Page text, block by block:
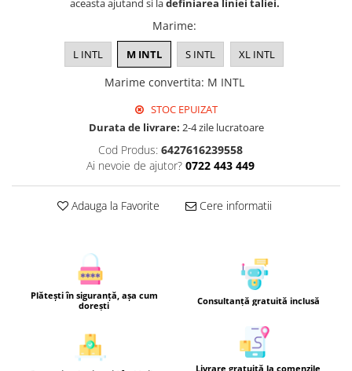
aceasta ajutand si ladefiniarea liniei taliei.
Marime:
L INTL M INTL S INTL XL INTL
Marime convertita: M INTL
STOC EPUIZAT
Durata de livrare: 2-4 zile lucratoare
Cod Produs: 6427616239558
Ai nevoie de ajutor? 0722 443 449
Adauga la Favorite Cere informatii
Plătești în siguranță, așa cum
dorești
Consultanță gratuită inclusă
Livrare gratuită la comenzile